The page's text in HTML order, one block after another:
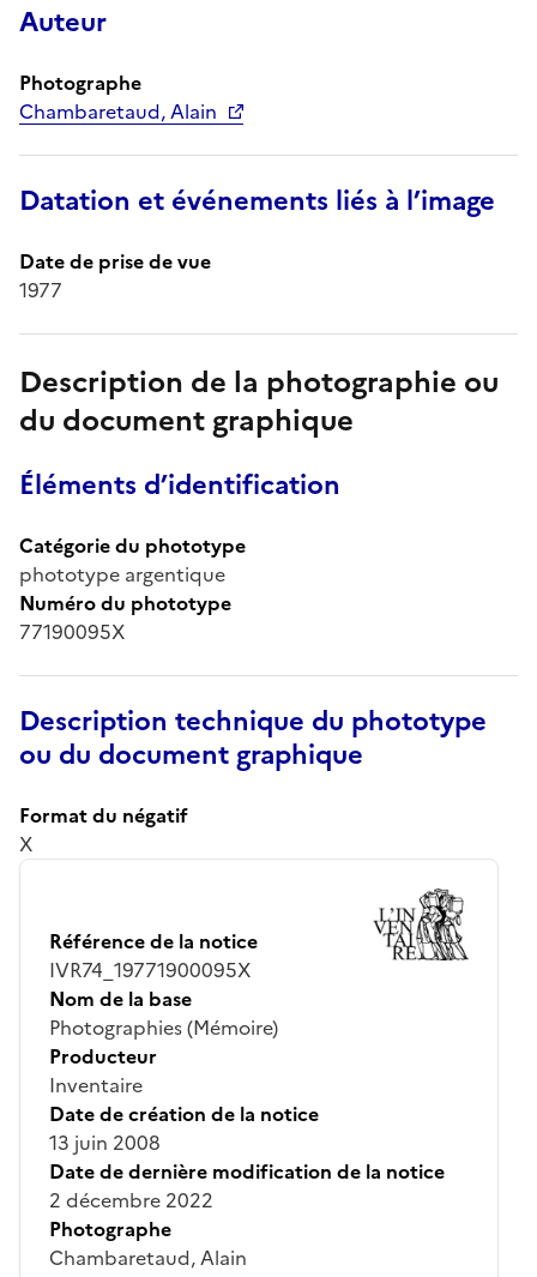
Auteur
Photographe
Chambaretaud, Alain
Datation et événements liés à l’image
Date de prise de vue
1977
Description de la photographie ou
du document graphique
Éléments d’identification
Catégorie du phototype
phototype argentique
Numéro du phototype
77190095X
Description technique du phototype
ou du document graphique
Format du négatif
X
Référence de la notice
IVR74_19771900095X
Nom de la base
Photographies (Mémoire)
Producteur
Inventaire
Date de création de la notice
13 juin 2008
Date de dernière modification de la notice
2 décembre 2022
Photographe
Chambaretaud, Alain